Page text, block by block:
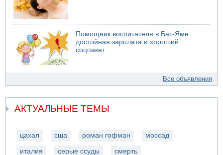
Помощник воспитателя в Бат-Яме:
достойная зарплата и хороший
соцпакет
Все объявления
АКТУАЛЬНЫЕ ТЕМЫ
цахал сша роман гофман моссад
италия серые ссуды смерть